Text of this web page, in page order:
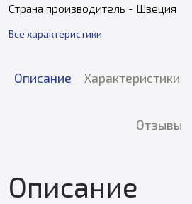
Страна производитель - Швеция
Все характеристики
Описание Характеристики
Отзывы
Описание